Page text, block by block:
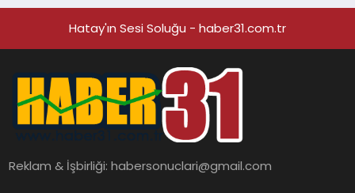
Hatay'ın Sesi Soluğu - haber31.com.tr
Reklam & İşbirliği:habersonuclari@gmail.com